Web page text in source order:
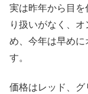
実は昨年から目を
り扱いがなく、
め、今年は早め
す。
価格はレッド、